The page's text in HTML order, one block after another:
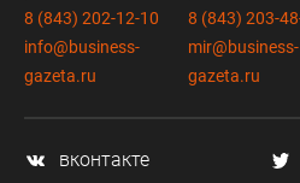
8 (843) 202-12-10
info@business-
gazeta.ru
8 (843) 203-
mir@business-
gazeta.ru
вконтакте